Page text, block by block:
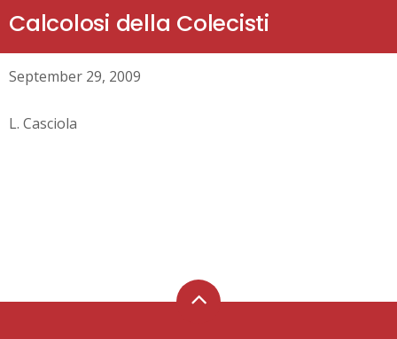
Calcolosi della Colecisti
September 29, 2009
L. Casciola